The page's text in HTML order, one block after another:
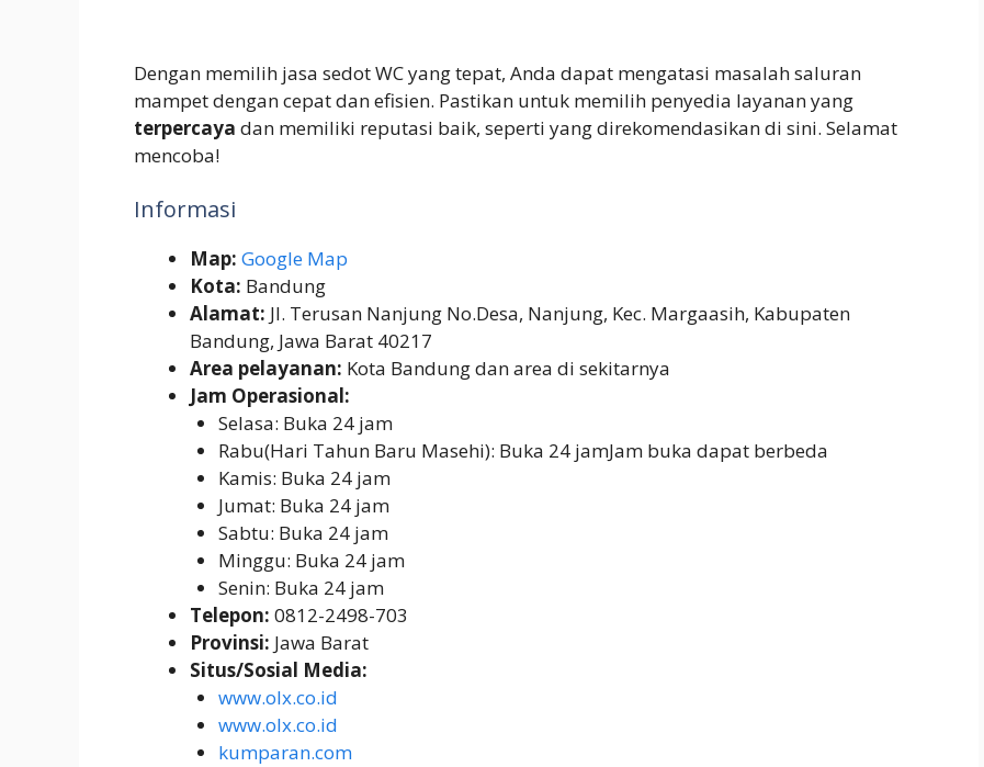
Dengan memilih jasa sedot WC yang tepat, Anda dapat mengatasi masalah saluran
mampet dengan cepat dan efisien. Pastikan untuk memilih penyedia layanan yang
terpercaya dan memiliki reputasi baik, seperti yang direkomendasikan di sini. Selamat
mencoba!
Informasi
Map: Google Map
Kota: Bandung
Alamat: Jl. Terusan Nanjung No.Desa, Nanjung, Kec. Margaasih, Kabupaten
Bandung, Jawa Barat 40217
Area pelayanan: Kota Bandung dan area di sekitarnya
Jam Operasional:
Selasa: Buka 24 jam
Rabu(Hari Tahun Baru Masehi): Buka 24 jamJam buka dapat berbeda
Kamis: Buka 24 jam
Jumat: Buka 24 jam
Sabtu: Buka 24 jam
Minggu: Buka 24 jam
Senin: Buka 24 jam
Telepon: 0812-2498-703
Provinsi: Jawa Barat
Situs/Sosial Media:
www.olx.co.id
www.olx.co.id
kumparan.com